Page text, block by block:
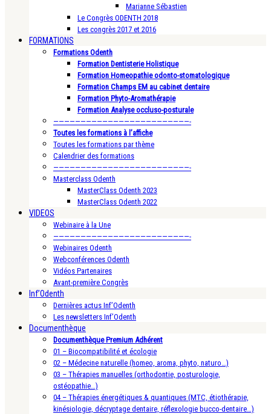
Marianne Sébastien
Le Congrès ODENTH 2018
Les congrès 2017 et 2016
FORMATIONS
Formations Odenth
Formation Dentisterie Holistique
Formation Homeopathie odonto-stomatologique
Formation Champs EM au cabinet dentaire
Formation Phyto-Aromathérapie
Formation Analyse occluso-posturale
—————————————————————————-
Toutes les formations à l’affiche
Toutes les formations par thème
Calendrier des formations
—————————————————————————-
Masterclass Odenth
MasterClass Odenth 2023
MasterClass Odenth 2022
VIDEOS
Webinaire à la Une
—————————————————————————-
Webinaires Odenth
Webconférences Odenth
Vidéos Partenaires
Avant-première Congrès
Inf’Odenth
Dernières actus Inf’Odenth
Les newsletters Inf’Odenth
Documenthèque
Documenthèque Premium Adhérent
01 – Biocompatibilité et écologie
02 – Médecine naturelle (homeo, aroma, phyto, naturo…)
03 – Thérapies manuelles (orthodontie, posturologie,
ostéopathie…)
04 – Thérapies énergétiques & quantiques (MTC, étiothérapie,
kinésiologie, décryptage dentaire, réflexologie bucco-dentaire…)